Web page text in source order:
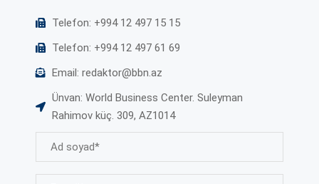
Telefon: +994 12 497 15 15
Telefon: +994 12 497 61 69
Email: redaktor@bbn.az
Ünvan: World Business Center. Suleyman
Rahimov küç. 309, AZ1014